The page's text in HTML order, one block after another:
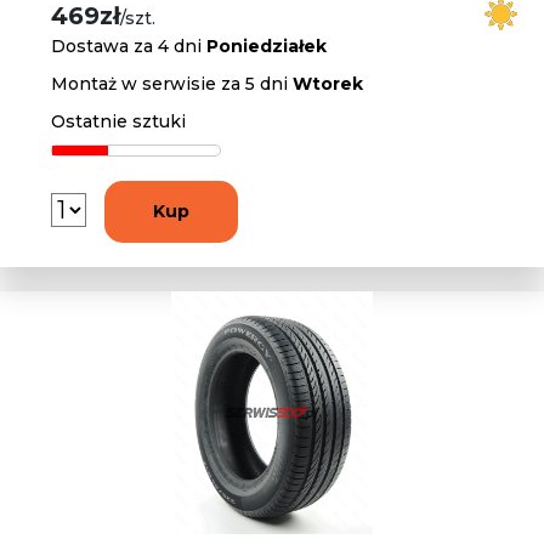
469zł/szt.
Dostawa za 4 dni Poniedziałek
Montaż w serwisie za 5 dniWtorek
Ostatnie sztuki
Kup